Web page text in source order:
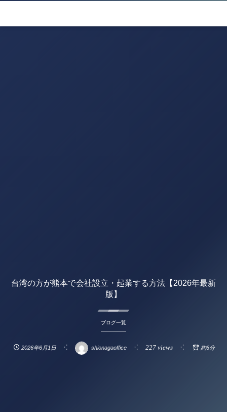
台湾の方が熊本で会社設立・起業する方法【2026年最新
版】
ブログ一覧
2026年6月1日 shionagaoffice 227 views 約6分